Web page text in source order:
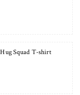
Squad T-shirt